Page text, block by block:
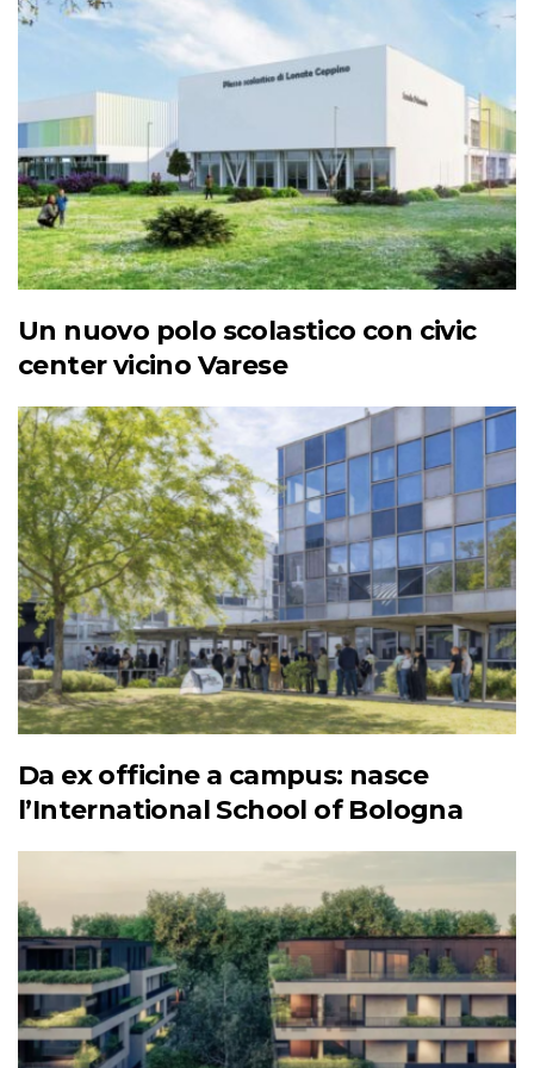
Un nuovo polo scolastico con civic
center vicino Varese
Da ex officine a campus: nasce
l’International School of Bologna